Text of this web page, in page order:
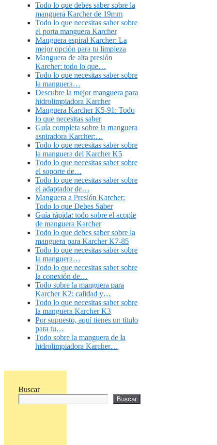
Todo lo que debes saber sobre la
manguera Karcher de 19mm
Todo lo que necesitas saber sobre
el porta manguera Karcher
Manguera espiral Karcher: La
mejor opción para tu limpieza
Manguera de alta presión
Karcher: todo lo que…
Todo lo que necesitas saber sobre
la manguera…
Descubre la mejor manguera para
hidrolimpiadora Karcher
Manguera Karcher K5-91: Todo
lo que necesitas saber
Guía completa sobre la manguera
aspiradora Karcher:…
Todo lo que necesitas saber sobre
la manguera del Karcher K5
Todo lo que necesitas saber sobre
el soporte de…
Todo lo que necesitas saber sobre
el adaptador de…
Manguera a Presión Karcher:
Todo lo que Debes Saber
Guía rápida: todo sobre el acople
de manguera Karcher
Todo lo que debes saber sobre la
manguera para Karcher K7-85
Todo lo que necesitas saber sobre
la manguera…
Todo lo que necesitas saber sobre
la conexión de…
Todo sobre la manguera para
Karcher K2: calidad y…
Todo lo que necesitas saber sobre
la manguera Karcher K3
Por supuesto, aquí tienes un título
para tu…
Todo sobre la manguera de la
hidrolimpiadora Karcher…
Buscar
Buscar